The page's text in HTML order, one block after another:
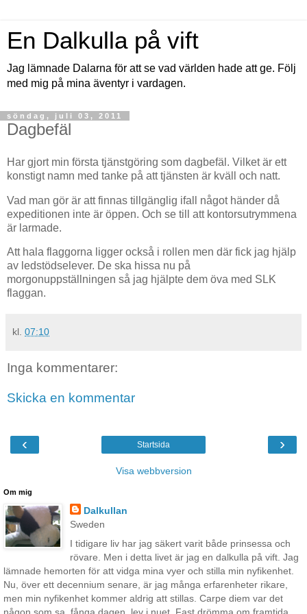
En Dalkulla på vift
Jag lämnade Dalarna för att se vad världen hade att ge. Följ
med mig på mina äventyr i vardagen.
söndag, juli 03, 2011
Dagbefäl
Har gjort min första tjänstgöring som dagbefäl. Vilket är ett
konstigt namn med tanke på att tjänsten är kväll och natt.
Vad man gör är att finnas tillgänglig ifall något händer då
expeditionen inte är öppen. Och se till att kontorsutrymmena
är larmade.
Att hala flaggorna ligger också i rollen men där fick jag hjälp
av ledstödselever. De ska hissa nu på
morgonuppställningen så jag hjälpte dem öva med SLK
flaggan.
kl. 07:10
Inga kommentarer:
Skicka en kommentar
‹ ›
Startsida
Visa webbversion
Om mig
Dalkullan
Sweden
I tidigare liv har jag säkert varit både prinsessa och
rövare. Men i detta livet är jag en dalkulla på vift. Jag
lämnade hemorten för att vidga mina vyer och stilla min nyfikenhet.
Nu, över ett decennium senare, är jag många erfarenheter rikare,
men min nyfikenhet kommer aldrig att stillas. Carpe diem var det
någon som sa, fånga dagen, lev i nuet. Fast drömma om framtida